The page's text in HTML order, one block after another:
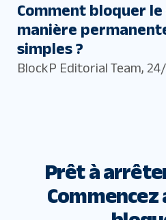
Comment bloquer
manière
simples ?
BlockP Editorial Team,
Prêt à